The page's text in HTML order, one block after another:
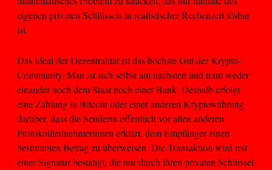
eigenen privaten Schlüssels in realistischer Rechenzeit lösbar
ist.
Das Ideal der Dezentralität ist das höchste Gut der Krypto-
Community. Man ist sich selbst am nächsten und traut weder
einander noch dem Staat noch einer Bank. Deshalb erfolgt
eine Zahlung in Bitcoin oder einer anderen Kryptowährung
darüber, dass die Senderin öffentlich vor allen anderen
Protokollteilnehmerinnen erklärt, dem Empfänger einen
bestimmten Betrag zu überweisen. Die Transaktion wird mit
einer Signatur bestätigt, die nur durch ihren privaten Schlüssel